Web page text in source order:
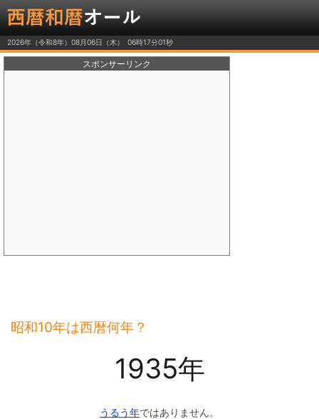
2026年（令和8年）08月06日（木）
スポンサーリンク
昭和10年は西暦何年？
1935年
うるう年ではありません。